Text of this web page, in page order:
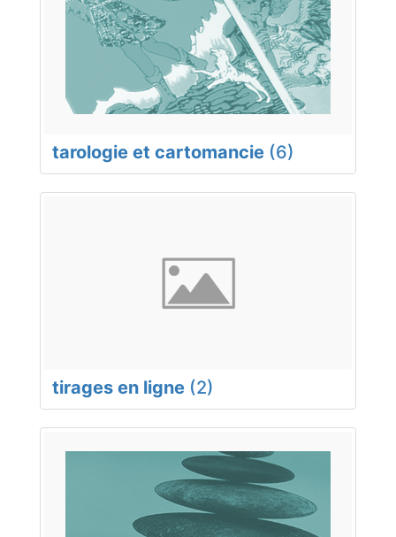
tarologie et cartomancie (6)
tirages en ligne (2)